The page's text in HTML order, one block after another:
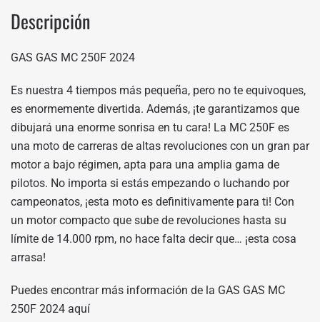
Descripción
GAS GAS MC 250F 2024
Es nuestra 4 tiempos más pequeña, pero no te equivoques,
es enormemente divertida. Además, ¡te garantizamos que
dibujará una enorme sonrisa en tu cara! La MC 250F es
una moto de carreras de altas revoluciones con un gran par
motor a bajo régimen, apta para una amplia gama de
pilotos. No importa si estás empezando o luchando por
campeonatos, ¡esta moto es definitivamente para ti! Con
un motor compacto que sube de revoluciones hasta su
límite de 14.000 rpm, no hace falta decir que… ¡esta cosa
arrasa!
Puedes encontrar más información de la GAS GAS MC
250F 2024 aquí